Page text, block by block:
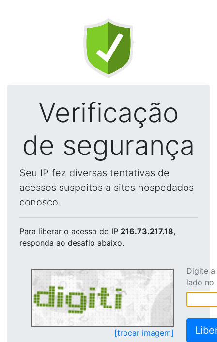
Verificação
de segurança
Seu IP fez diversas tentativas de
acessos suspeitos a sites hospedados
conosco.
Para liberar o acesso do IP 216.73.217.18,
responda ao desafio abaixo.
[trocar imagem]
Digite
lado no